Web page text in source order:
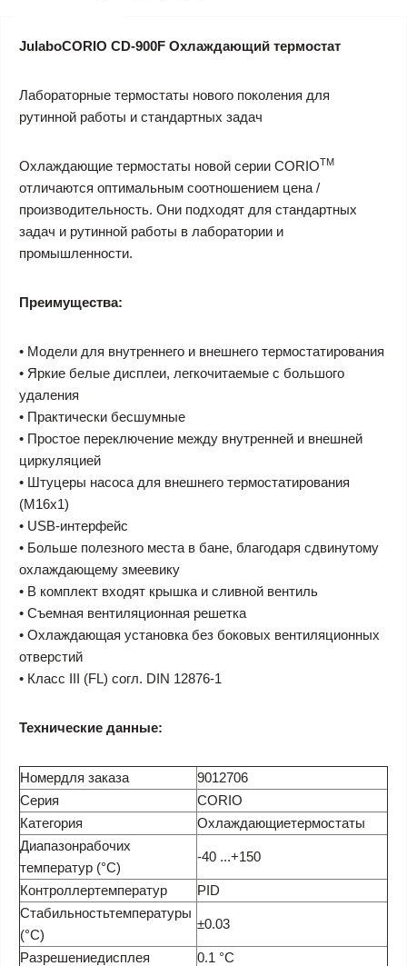
JulaboCORIO CD-900F Охлаждающий термостат
Лабораторные термостаты нового поколения для
рутинной работы и стандартных задач
Охлаждающие термостаты новой серии CORIOTM
отличаются оптимальным соотношением цена /
производительность. Они подходят для стандартных
задач и рутинной работы в лаборатории и
промышленности.
Преимущества:
• Модели для внутреннего и внешнего термостатирования
• Яркие белые дисплеи, легкочитаемые с большого
удаления
• Практически бесшумные
• Простое переключение между внутренней и внешней
циркуляцией
• Штуцеры насоса для внешнего термостатирования
(M16x1)
• USB-интерфейс
• Больше полезного места в бане, благодаря сдвинутому
охлаждающему змеевику
• В комплект входят крышка и сливной вентиль
• Съемная вентиляционная решетка
• Охлаждающая установка без боковых вентиляционных
отверстий
• Класс III (FL) согл. DIN 12876-1
Технические данные:
Номердля заказа
9012706
Серия
CORIO
Категория
Охлаждающиетермостаты
Диапазонрабочих
температур (°C)
-40 ...+150
Контроллертемператур
PID
Стабильностьтемпературы
(°C)
±0.03
Разрешениедисплея
0.1 °C